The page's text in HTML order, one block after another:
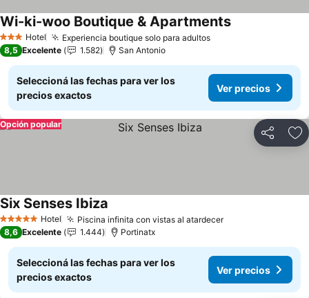
3 Estrellas
Hotel Experiencia boutique solo para adultosVer precios
Wi-ki-woo Boutique & ApartmentsVer precios
8,5 Excelente 1.582 San Antonio
Seleccioná las fechas para ver los
precios exactos
Ver precios
Compartir
Opción popular
5 Estrellas Hotel Piscina infinita con vistas al atardecerVer precios
Six Senses Ibiza
8,6 Excelente 1.444 Portinatx
Seleccioná las fechas para ver los
precios exactos
Ver precios